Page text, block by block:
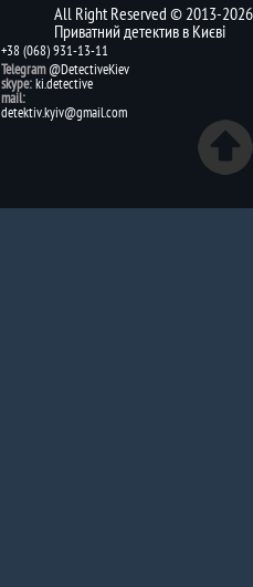
All Right Reserved © 2013-2026
Приватний детектив в Києві
+38 (068) 931-13-11
Telegram @DetectiveKiev
skype:ki.detective
mail:
detektiv.kyiv@gmail.com